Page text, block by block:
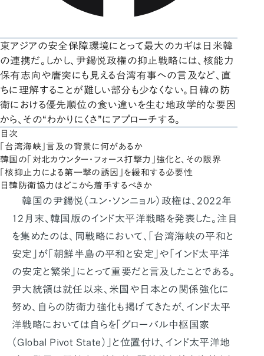
東アジアの安全保障環境にとって最大のカギは日米韓
の連携だ。しかし、尹錫悦政権の抑止戦略には、核能力
保有志向や唐突にも見える台湾有事への言及など、直
ちに理解することが難しい部分も少なくない。日韓の防
衛における優先順位の食い違いを生む地政学的な要因
から、その“わかりにくさ”にアプローチする。
目次
「台湾海峡」言及の背景に何があるか
韓国の「対北カウンター・フォース打撃力」強化と、その限界
「核抑止力による第一撃の誘因」を緩和する必要性
日韓防衛協力はどこから着手するべきか
韓国の尹錫悦（ユン・ソンニョル）政権は、2022年
12月末、韓国版のインド太平洋戦略を発表した。注目
を集めたのは、同戦略において、「台湾海峡の平和と
安定」が「朝鮮半島の平和と安定」や「インド太平洋
の安定と繁栄」にとって重要だと言及したことである。
尹大統領は就任以来、米国や日本との関係強化に
努め、自らの防衛力強化も掲げてきたが、インド太平
洋戦略においては自らを「グローバル中枢国家
（Global Pivot State）」と位置付け、インド太平洋地